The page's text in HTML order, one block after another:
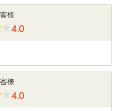
様
4.0
様
4.0